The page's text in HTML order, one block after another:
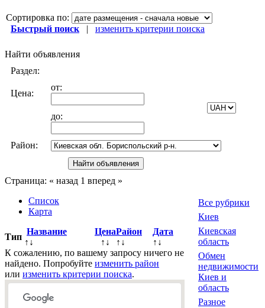
Сортировка по:
Быстрый поиск | изменить критерии поиска
Найти объявления
Раздел:
Цена:
от:
до:
Район:
Страница: « назад 1 вперед »
Список
Карта
Тип
Название
↑↓
Цена
↑↓
Район
↑↓
Дата
↑↓
К сожалению, по вашему запросу ничего не
найдено. Попробуйте изменить район
или изменить критерии поиска.
Все рубрики
Киев
Киевская
область
Обмен
недвижимости
Киев и
область
Разное